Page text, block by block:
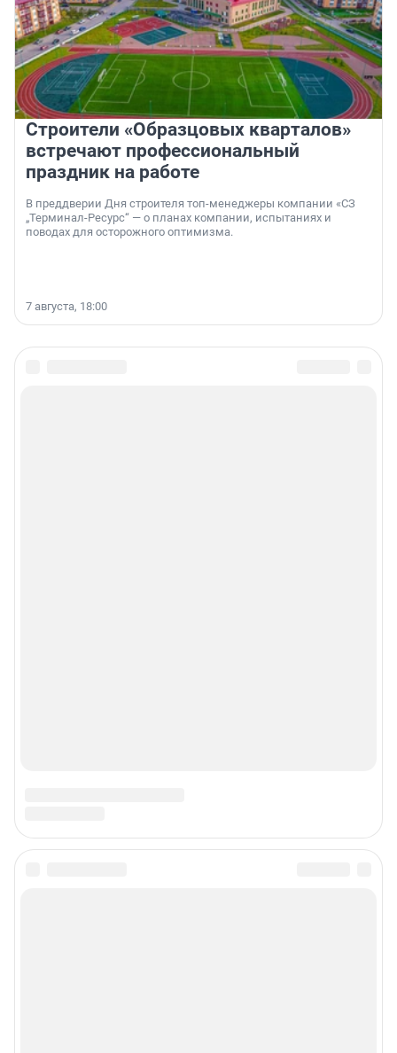
Строители «Образцовых кварталов»
встречают профессиональный
праздник на работе
В преддверии Дня строителя топ-менеджеры компании «СЗ
„Терминал-Ресурс“ — о планах компании, испытаниях и
поводах для осторожного оптимизма.
7 августа, 18:00